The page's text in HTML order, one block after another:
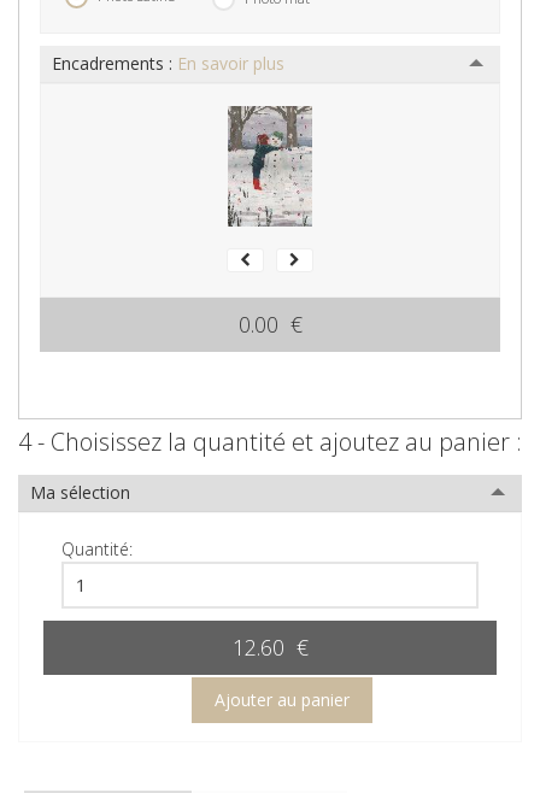
Encadrements : En savoir plus
0.00 €
4 - Choisissez la quantité et ajoutez au panier :
Ma sélection
Quantité:
12.60 €